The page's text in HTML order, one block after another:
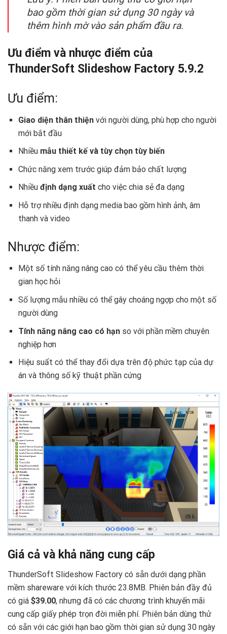
bao gồm thời gian sử dụng 30 ngày và
thêm hình mờ vào sản phẩm đầu ra.
Ưu điểm và nhược điểm của
ThunderSoft Slideshow Factory 5.9.2
Ưu điểm:
Giao diện thân thiệnvới người dùng, phù hợp cho người
mới bắt đầu
Nhiều mẫu thiết kế và tùy chọn tùy biến
Chức năng xem trước giúp đảm bảo chất lượng
Nhiều định dạng xuất cho việc chia sẻ đa dạng
Hỗ trợ nhiều định dạng media bao gồm hình ảnh, âm
thanh và video
Nhược điểm:
Một số tính năng nâng cao có thể yêu cầu thêm thời
gian học hỏi
Số lượng mẫu nhiều có thể gây choáng ngợp cho một số
người dùng
Tính năng nâng cao có hạnso với phần mềm chuyên
nghiệp hơn
Hiệu suất có thể thay đổi dựa trên độ phức tạp của dự
án và thông số kỹ thuật phần cứng
Giá cả và khả năng cung cấp
ThunderSoft Slideshow Factory có sẵn dưới dạng phần
mềm shareware với kích thước 23.8MB. Phiên bản đầy đủ
có giá $39.00, nhưng đã có các chương trình khuyến mãi
cung cấp giấy phép trọn đời miễn phí. Phiên bản dùng thử
có sẵn với các giới hạn bao gồm thời gian sử dụng 30 ngày